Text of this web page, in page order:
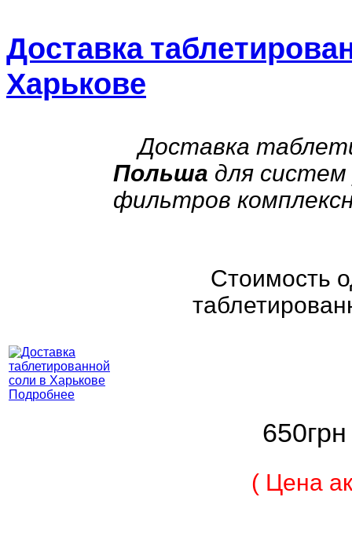
Доставка
Харькове
Подробнее
Доставка
Польша для систем
фильтров
Стоимость
( Цена